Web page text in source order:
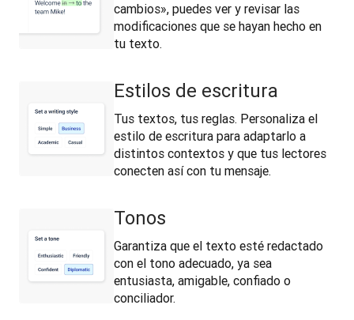
cambios», puedes ver y revisar las
modificaciones que se hayan hecho en
tu texto.
Estilos de escritura
Tus textos, tus reglas. Personaliza el
estilo de escritura para adaptarlo a
distintos contextos y que tus lectores
conecten así con tu mensaje.
Tonos
Garantiza que el texto esté redactado
con el tono adecuado, ya sea
entusiasta, amigable, confiado o
conciliador.